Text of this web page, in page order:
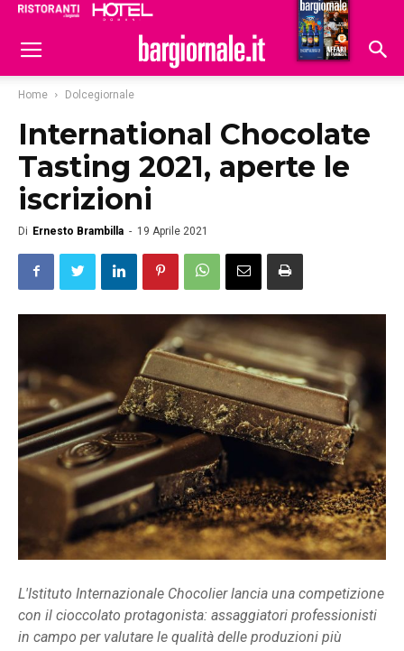
Hoteldomani
Home Dolcegiornale
International Chocolate
Tasting 2021, aperte le
iscrizioni
Di Ernesto Brambilla - 19 Aprile 2021
L'Istituto Internazionale Chocolier lancia una competizione
con il cioccolato protagonista: assaggiatori professionisti
in campo per valutare le qualità delle produzioni più